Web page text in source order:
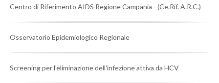
Centro di Riferimento AIDS Regione Campania - (Ce.Rif. A.R.C.)
Osservatorio Epidemiologico Regionale
Screening per l'eliminazione dell'infezione attiva da HCV